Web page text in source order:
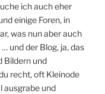
ich auch eher
einige Foren, in
was nun aber auch
und der Blog, ja, das
Bildern und
recht, oft Kleinode
ausgrabe und